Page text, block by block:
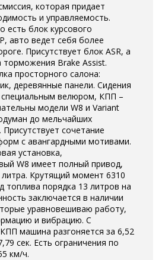
которая придает
и управляемость.
есть блок курсового
авто ведет себя более
Присутствует блок ASR, а
торможения Brake Assist.
просторного салона:
деревянные панели. Сидения
велюром, КПП –
модели W8 и Variant
до мельчайших
сочетание
с авангардными мотивами.
установка,
W8 имеет полный привод,
Крутящий момент 6310
топлива порядка 13 литров на
заключается в наличии
уравновешиваю работу,
и вибрацию. С
машина разгоняется за 6,52
сек. Есть ограничения по
км/ч.